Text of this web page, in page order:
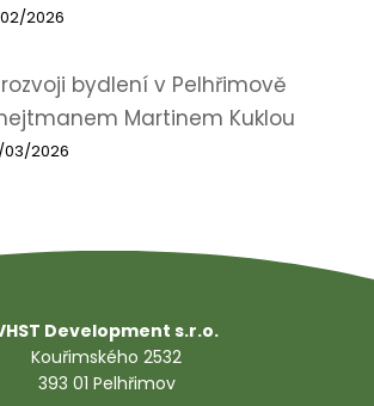
2026
bydlení v Pelhřimově
Martinem Kuklou
2026
Development s.r.o.
Kouřimského 2532
393 01 Pelhřimov